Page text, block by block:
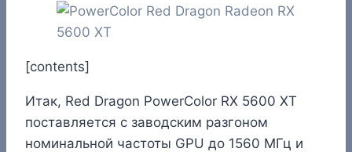
[contents]
Итак, Red Dragon PowerColor RX 5600 XT
поставляется с заводским разгоном
номинальной частоты GPU до 1560 МГц и